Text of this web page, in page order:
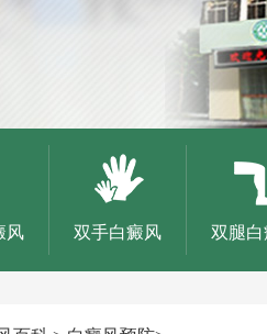
风 双手白癜风 双腿